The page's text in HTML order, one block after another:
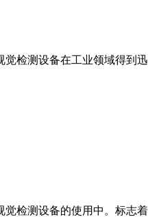
检测设备在工业领域得到
检测设备的使用中。标志